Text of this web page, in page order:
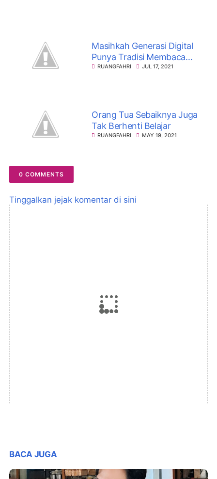
Masihkah Generasi Digital
Punya Tradisi Membaca
Buku?
RUANGFAHRI JUL 17, 2021
Orang Tua Sebaiknya Juga
Tak Berhenti Belajar
RUANGFAHRI MAY 19, 2021
0 COMMENTS
Tinggalkan jejak komentar di sini
BACA JUGA